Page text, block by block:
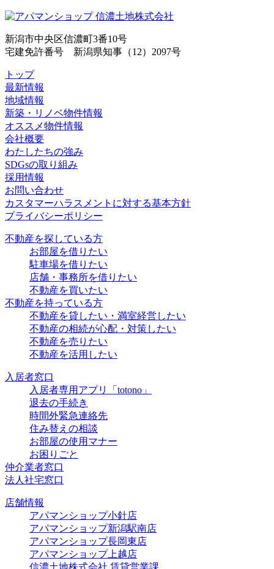
新潟市中央区信濃町3番10号
宅建免許番号 新潟県知事（12）2097号
トップ
最新情報
地域情報
新築・リノベ物件情報
オススメ物件情報
会社概要
わたしたちの強み
SDGsの取り組み
採用情報
お問い合わせ
カスタマーハラスメントに対する基本方針
プライバシーポリシー
不動産を探している方
お部屋を借りたい
駐車場を借りたい
店舗・事務所を借りたい
不動産を買いたい
不動産を持っている方
不動産を貸したい・満室経営したい
不動産の相続が心配・対策したい
不動産を売りたい
不動産を活用したい
入居者窓口
入居者専用アプリ「totono」
退去の手続き
時間外緊急連絡先
住み替えの相談
お部屋の使用マナー
お困りごと
仲介業者窓口
法人社宅窓口
店舗情報
アパマンショップ小針店
アパマンショップ新潟駅南店
アパマンショップ長岡東店
アパマンショップ上越店
信濃土地株式会社 賃貸営業課